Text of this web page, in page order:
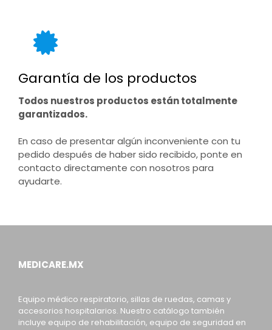
Garantía de los productos
Todos nuestros productos están totalmente
garantizados.
En caso de presentar algún inconveniente con tu
pedido después de haber sido recibido, ponte en
contacto directamente con nosotros para
ayudarte.
MEDICARE.MX
Equipo médico respiratorio, sillas de ruedas, camas y
accesorios hospitalarios. Nuestro catálogo también
incluye equipo de rehabilitación, equipo de seguridad en